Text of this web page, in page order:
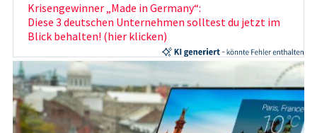
Krisengewinner „Made in Germany“:
Diese 3 deutschen Unternehmen solltest du jetzt im
Blick behalten! (hier klicken)